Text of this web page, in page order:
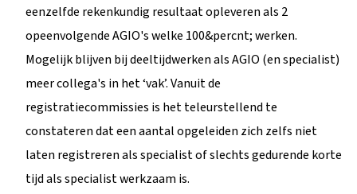
eenzelfde rekenkundig resultaat opleveren als 2
opeenvolgende AGIO's welke 100&percnt; werken.
Mogelijk blijven bij deeltijdwerken als AGIO (en specialist)
meer collega's in het ‘vak’. Vanuit de
registratiecommissies is het teleurstellend te
constateren dat een aantal opgeleiden zich zelfs niet
laten registreren als specialist of slechts gedurende korte
tijd als specialist werkzaam is.